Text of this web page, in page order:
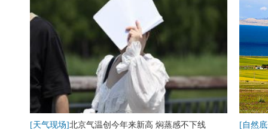
[天气现场]北京气温创今年来新高 焖蒸感不下线
[自然